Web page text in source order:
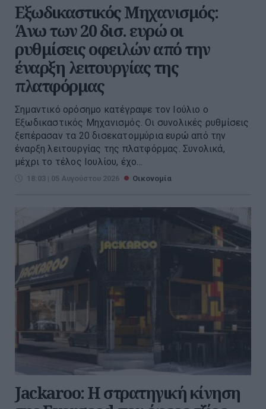
Εξωδικαστικός Μηχανισμός:
Άνω των 20 δισ. ευρώ οι
ρυθμίσεις οφειλών από την
έναρξη λειτουργίας της
πλατφόρμας
Σημαντικό ορόσημο κατέγραψε τον Ιούλιο ο
Εξωδικαστικός Μηχανισμός. Οι συνολικές ρυθμίσεις
ξεπέρασαν τα 20 δισεκατομμύρια ευρώ από την
έναρξη λειτουργίας της πλατφόρμας. Συνολικά,
μέχρι το τέλος Ιουλίου, έχο...
18:03 | 05 Αυγούστου 2026 Οικονομία
Jackaroo: Η στρατηγική κίνηση